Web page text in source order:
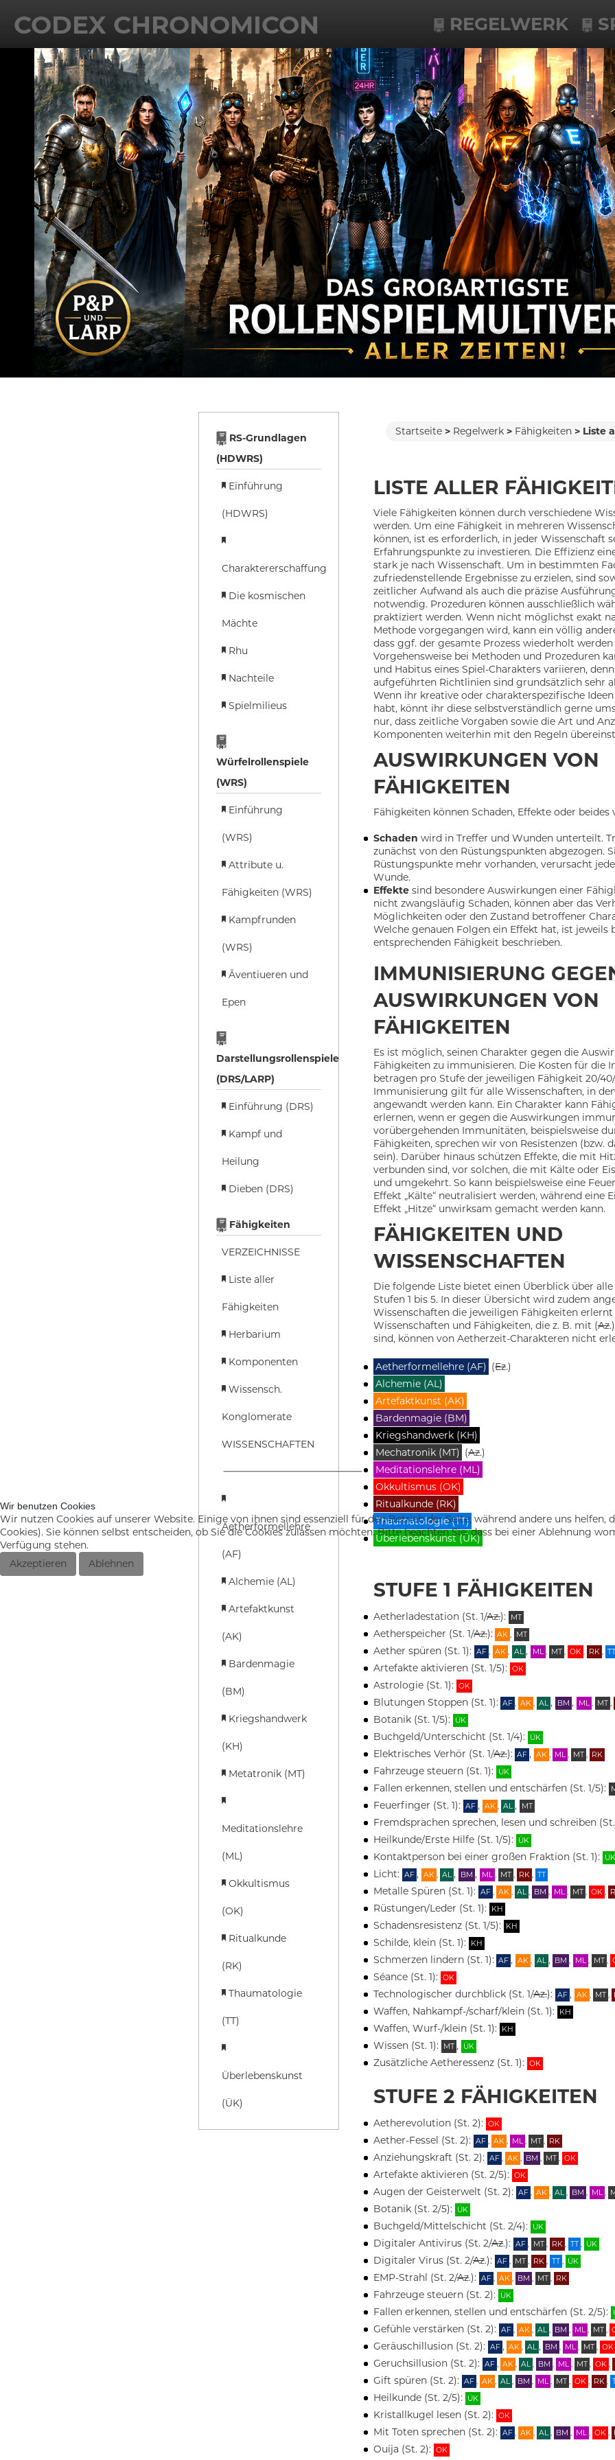
REGELWERK
CODEX CHRONOMICON
RS-Grundlagen
(HDWRS)
Einführung
(HDWRS)
Charaktererschaffung
Die kosmischen
Mächte
Rhu
Nachteile
Spielmilieus
Würfelrollenspiele
(WRS)
Einführung
(WRS)
Attribute u.
Fähigkeiten (WRS)
Kampfrunden
(WRS)
Âventiueren und
Epen
Darstellungsrollenspiele
(DRS/LARP)
Einführung (DRS)
Kampf und
Heilung
Dieben (DRS)
Fähigkeiten
VERZEICHNISSE
Liste aller
Fähigkeiten
Herbarium
Komponenten
Wissensch.
Konglomerate
WISSENSCHAFTEN
Aetherformellehre
(AF)
Alchemie (AL)
Artefaktkunst
(AK)
Bardenmagie
(BM)
Kriegshandwerk
(KH)
Metatronik (MT)
Meditationslehre
(ML)
Okkultismus
(OK)
Ritualkunde
(RK)
Thaumatologie
(TT)
Überlebenskunst
(ÜK)
Startseite Regelwerk Fähigkeiten Liste
LISTE ALLER
Viele Fähigkeiten können durch verschiedene
werden. Um eine Fähigkeit in mehreren
können, ist es erforderlich, in jeder Wissenschaft
Erfahrungspunkte zu investieren. Die Effizienz
stark je nach Wissenschaft. Um in bestimmten
zufriedenstellende Ergebnisse zu erzielen, sind
zeitlicher Aufwand als auch die präzise
notwendig. Prozeduren können ausschließlich
praktiziert werden. Wenn nicht möglichst exakt
Methode vorgegangen wird, kann ein völlig
dass ggf. der gesamte Prozess wiederholt
Vorgehensweise bei Methoden und Prozeduren
und Habitus eines Spiel-Charakters variieren,
aufgeführten Richtlinien sind grundsätzlich sehr
Wenn ihr kreative oder charakterspezifische
habt, könnt ihr diese selbstverständlich gerne
nur, dass zeitliche Vorgaben sowie die Art und
Komponenten weiterhin mit den Regeln
AUSWIRKUNGEN VON
FÄHIGKEITEN
Fähigkeiten können Schaden, Effekte oder beides
Schaden wird in Treffer und Wunden unterteilt.
zunächst von den Rüstungspunkten abgezogen.
Rüstungspunkte mehr vorhanden, verursacht
Wunde.
Effekte sind besondere Auswirkungen einer
nicht zwangsläufig Schaden, können aber das
Möglichkeiten oder den Zustand betroffener
Welche genauen Folgen ein Effekt hat, ist jeweils
entsprechenden Fähigkeit beschrieben.
IMMUNISIERUNG
AUSWIRKUNGENVON
FÄHIGKEITEN
Es ist möglich, seinen Charakter gegen die
Fähigkeiten zu immunisieren. Die Kosten für die
betragen pro Stufe der jeweiligen Fähigkeit 20/
Immunisierung gilt für alle Wissenschaften, in
angewandt werden kann. Ein Charakter kann
erlernen, wenn er gegen die Auswirkungen
vorübergehenden Immunitäten, beispielsweise
Fähigkeiten, sprechen wir von Resistenzen (bzw.
sein). Darüber hinaus schützen Effekte, die mit
verbunden sind, vor solchen, die mit Kälte oder
und umgekehrt. So kann beispielsweise eine
Effekt „Kälte“ neutralisiert werden, während eine
Effekt „Hitze“ unwirksam gemacht werden kann.
FÄHIGKEITEN UND
WISSENSCHAFTEN
Die folgende Liste bietet einen Überblick über
Stufen 1 bis 5. In dieser Übersicht wird zudem
Wissenschaften die jeweiligen Fähigkeiten erlernt
Wissenschaften und Fähigkeiten, die z. B. mit (Az
sind, können von Aetherzeit-Charakteren nicht
Aetherformellehre (AF) (Ez.)
Alchemie (AL)
Artefaktkunst (AK)
Bardenmagie (BM)
Kriegshandwerk (KH)
Mechatronik (MT) (Az.)
Meditationslehre (ML)
Okkultismus (OK)
Ritualkunde (RK)
Thaumatologie (TT)
Überlebenskunst (ÜK)
STUFE 1 FÄHIGKEITEN
Aetherladestation (St. 1/Az.): MT
Aetherspeicher (St. 1/Az.): AK , MT
Aether spüren (St. 1): AF , AK , AL , ML , MT , OK , RK , TT
Artefakte aktivieren (St. 1/5): OK
Astrologie (St. 1): OK
Blutungen Stoppen (St. 1): AF , AK , AL , BM , ML , MT ,
Botanik (St. 1/5): ÜK
Buchgeld/Unterschicht (St. 1/4): ÜK
Elektrisches Verhör (St. 1/Az.): AF , AK , ML , MT , RK
Fahrzeuge steuern (St. 1): ÜK
Fallen erkennen, stellen und entschärfen (St. 1/5):
Feuerfinger (St. 1): AF , AK , AL , MT
Fremdsprachen sprechen, lesen und schreiben (St.
Heilkunde/Erste Hilfe (St. 1/5): ÜK
Kontaktperson bei einer großen Fraktion (St. 1): ÜK
Licht: AF , AK , AL , BM , ML , MT , RK , TT
Metalle Spüren (St. 1): AF , AK , AL , BM , ML , MT , OK ,
Rüstungen/Leder (St. 1): KH
Schadensresistenz (St. 1/5): KH
Schilde, klein (St. 1): KH
Schmerzen lindern (St. 1): AF , AK , AL , BM , ML , MT ,
Séance (St. 1): OK
Technologischer durchblick (St. 1/Az.): AF , AK , MT ,
Waffen, Nahkampf-/scharf/klein (St. 1): KH
Waffen, Wurf-/klein (St. 1): KH
Wissen (St. 1): MT , ÜK
Zusätzliche Aetheressenz (St. 1): OK
STUFE 2 FÄHIGKEITEN
Aetherevolution (St. 2): OK
Aether-Fessel (St. 2): AF , AK , ML , MT , RK
Anziehungskraft (St. 2): AF , AK , BM , MT , OK
Artefakte aktivieren (St. 2/5): OK
Augen der Geisterwelt (St. 2): AF , AK , AL , BM , ML ,
Botanik (St. 2/5): ÜK
Buchgeld/Mittelschicht (St. 2/4): ÜK
Digitaler Antivirus (St. 2/Az.): AF , MT , RK , TT , ÜK
Digitaler Virus (St. 2/Az.): AF , MT , RK , TT , ÜK
EMP-Strahl (St. 2/Az.): AF , AK , BM , MT , RK
Fahrzeuge steuern (St. 2): ÜK
Fallen erkennen, stellen und entschärfen (St. 2/5):
Gefühle verstärken (St. 2): AF , AK , AL , BM , ML , MT ,
Geräuschillusion (St. 2): AF , AK , AL , BM , ML , MT , OK
Geruchsillusion (St. 2): AF , AK , AL , BM , ML , MT , OK ,
Gift spüren (St. 2): AF , AK , AL , BM , ML , MT , OK , RK ,
Heilkunde (St. 2/5): ÜK
Kristallkugel lesen (St. 2): OK
Mit Toten sprechen (St. 2): AF , AK , AL , BM , ML , OK ,
Ouija (St. 2): OK
Wir benutzen Cookies
Wir nutzen Cookies auf unserer Website. Einige von ihnen sind essenziell für den Betrieb der Seite, während andere uns
Cookies). Sie können selbst entscheiden, ob Sie die Cookies zulassen möchten. Bitte beachten Sie, dass bei einer Ablehnung
Verfügung stehen.
Akzeptieren
Ablehnen